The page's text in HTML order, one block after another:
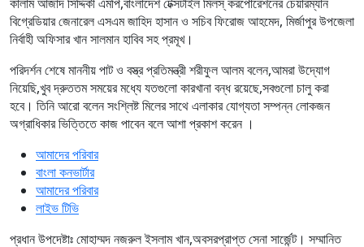
বিগ্রেডিয়ার জেনারেল এসএম জাহিদ হাসান ও সচিব ফিরোজ আহমেদ, মির্জাপুর উপজেলা
নির্বাহী অফিসার খান সালমান হাবিব সহ প্রমূখ।
পরিদর্শন শেষে মাননীয় পাট ও বস্ত্র প্রতিমন্ত্রী শরীফুল আলম বলেন,আমরা উদ্যোগ
নিয়েছি,খুব দ্রুততম সময়ের মধ্যে যতগুলো কারখানা বন্ধ রয়েছে,সবগুলো চালু করা
হবে। তিনি আরো বলেন সংশ্লিষ্ট মিলের সাথে এলাকার যোগ্যতা সম্পন্ন লোকজন
অগ্রাধিকার ভিত্তিতে কাজ পাবেন বলে আশা প্রকাশ করেন ।
আমাদের পরিবার
বাংলা কনভার্টার
আমাদের পরিবার
লাইভ টিভি
প্রধান উপদেষ্টাঃ মোহাম্মদ নজরুল ইসলাম খান,অবসরপ্রাপ্ত সেনা সার্জেন্ট। সম্মানিত